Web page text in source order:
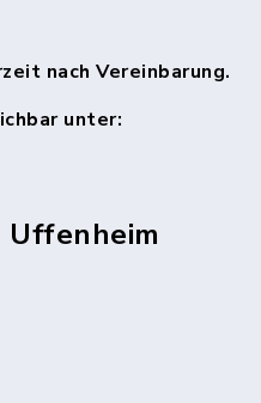
nach Vereinbarung.
unter: